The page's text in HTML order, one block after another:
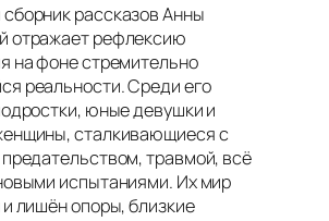
рассказов Анны
отражает рефлексию
на фоне стремительно
реальности. Среди его
юные девушки и
сталкивающиеся с
травмой, всё
испытаниями. Их мир
лишён опоры, близкие